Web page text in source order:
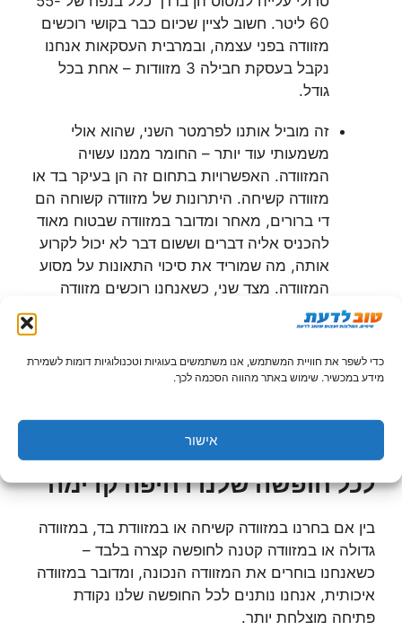
כדי לשפר את חוויית המשתמש, אנו משתמשים בעוגיות וטכנולוגיות דומות לשמירת
מידע במכשיר. שימוש באתר מהווה הסכמה לכך.
אישור
60 ליטר. חשוב לציין שכיום כבר בקושי רוכשים
מזוודה בפני עצמה, ובמרבית העסקאות אנחנו
נקבל בעסקת חבילה 3 מזוודות – אחת בכל
גודל.
זה מוביל אותנו לפרמטר השני, שהוא אולי
משמעותי עוד יותר – החומר ממנו עשויה
המזוודה. האפשרויות בתחום זה הן בעיקר בד או
מזוודה קשיחה. היתרונות של מזוודה קשוחה הם
די ברורים, מאחר ומדובר במזוודה שבטוח מאוד
להכניס אליה דברים וששום דבר לא יכול לקרוע
אותה, מה שמוריד את סיכוי התאונות על מסוע
המזוודה. מצד שני, כשאנחנו רוכשים מזוודה
קשיחה הנפח בליטרים הוא אכן הנפח נטו, ואילו
במזוודת בד הנפח הוא גמיש הרבה יותר, בדיוק
כפי שהמזוודה גמישה – ומזוודת בד איכותית לא
נקרעת כל כך בקלות.
כשאנחנו בוחרים ורוכשים
בהצלחה מזוודה אנחנו נותנים
לכל חופשה שלנו דחיפה קדימה
בין אם בחרנו במזוודה קשיחה או במזוודת בד, במזוודה
גדולה או במזוודה קטנה לחופשה קצרה בלבד –
כשאנחנו בוחרים את המזוודה הנכונה, ומדובר במזוודה
איכותית, אנחנו נותנים לכל החופשה שלנו נקודת
פתיחה מוצלחת יותר.